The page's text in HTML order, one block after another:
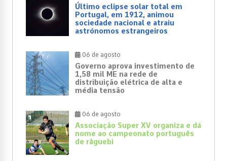
Último eclipse solar total em
Portugal, em 1912, animou
sociedade nacional e atraiu
astrónomos estrangeiros
06 de agosto
Governo aprova investimento de
1,58 mil ME na rede de
distribuição elétrica de alta e
média tensão
06 de agosto
Associação Super XV organiza e dá
nome ao campeonato português
de râguebi